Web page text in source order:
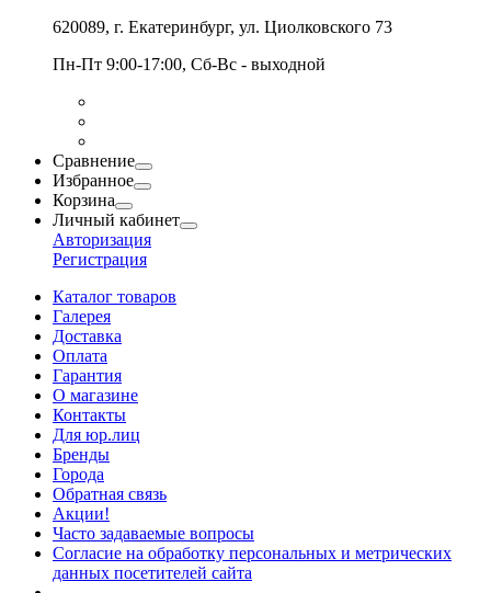
620089, г. Екатеринбург, ул. Циолковского 73
Пн-Пт 9:00-17:00, Сб-Вс - выходной
Сравнение
Избранное
Корзина
Личный кабинет
Авторизация
Регистрация
Каталог товаров
Галерея
Доставка
Оплата
Гарантия
О магазине
Контакты
Для юр.лиц
Бренды
Города
Обратная связь
Акции!
Часто задаваемые вопросы
Согласие на обработку персональных и метрических
данных посетителей сайта